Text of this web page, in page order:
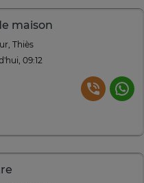
maison
Thiès
09:12